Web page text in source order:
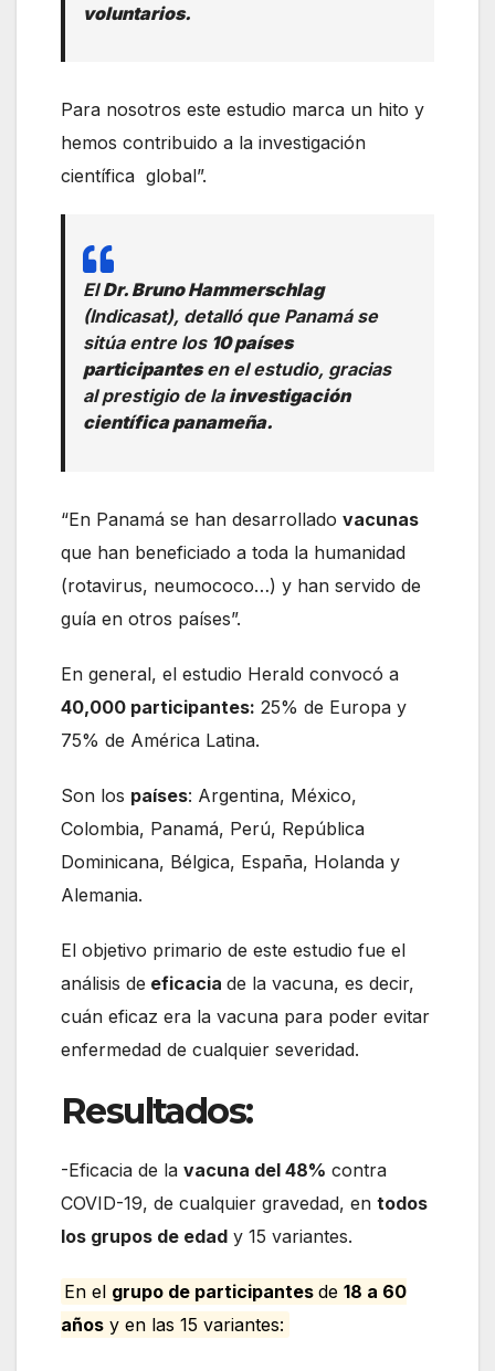
voluntarios.
Para nosotros este estudio marca un hito y
hemos contribuido a la investigación
científica global”.
ElDr. Bruno Hammerschlag
(Indicasat), detalló que Panamá se
sitúa entre los 10 países
participantesen el estudio, gracias
al prestigio de la investigación
científica panameña.
“En Panamá se han desarrollado vacunas
que han beneficiado a toda la humanidad
(rotavirus, neumococo…) y han servido de
guía en otros países”.
En general, el estudio Herald convocó a
40,000 participantes: 25% de Europa y
75% de América Latina.
Son los países: Argentina, México,
Colombia, Panamá, Perú, República
Dominicana, Bélgica, España, Holanda y
Alemania.
El objetivo primario de este estudio fue el
análisis de eficacia de la vacuna, es decir,
cuán eficaz era la vacuna para poder evitar
enfermedad de cualquier severidad.
Resultados:
-Eficacia de la vacuna del 48% contra
COVID-19, de cualquier gravedad, en todos
los grupos de edad y 15 variantes.
En el grupo de participantes de 18 a 60
años y en las 15 variantes: